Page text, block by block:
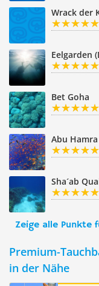
Wrack der
Eelgarden
Bet Goha
Abu
Sha´ab
Zeige alle Punkte
Premium-
in der Nähe